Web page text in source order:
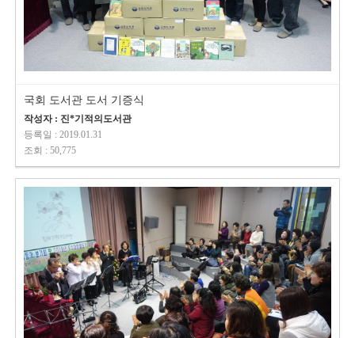
국회 도서관 도서 기증식
작성자 : 진*기적의도서관
등록일 : 2019.01.31
조회 : 50,775